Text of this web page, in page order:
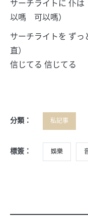
サーチライトに 仆
以嗎 可以嗎）
サーチライトを ず
直）
信じてる 信じてる
分類： 私記事
標簽： 娛樂